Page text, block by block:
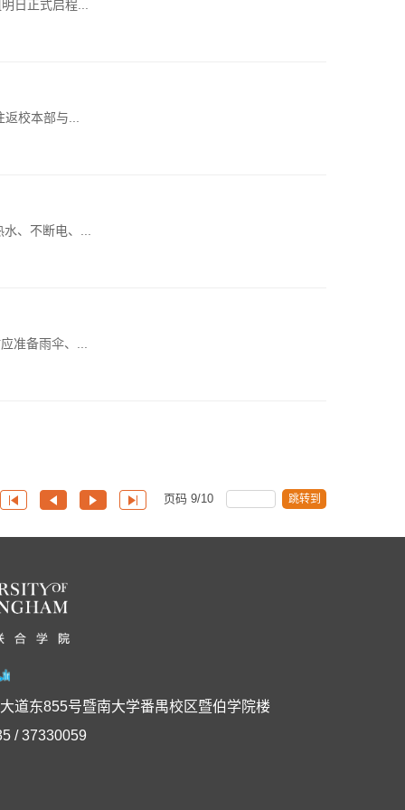
日正式启程...
校本部与...
、不断电、...
准备雨伞、...
页码 9/10 跳转到
道东855号暨南大学番禺校区暨伯学院楼
/ 37330059